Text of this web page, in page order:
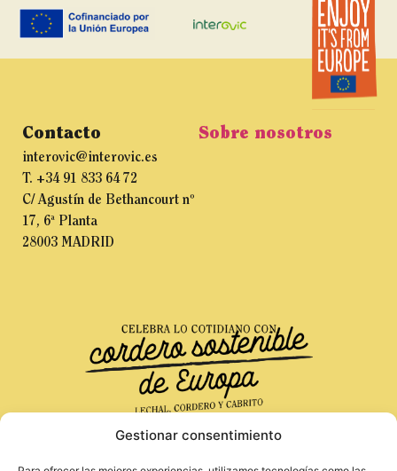
Gestionar consentimiento
Contacto
interovic@interovic.es
T. +34 91 833 64 72
C/ Agustín de Bethancourt nº
17, 6ª Planta
28003 MADRID
Sobre nosotros